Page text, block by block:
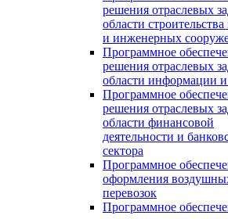
решения отраслевых
области
и инженерных
Программное
решения отраслевых
области информации и
Программное
решения отраслевых
области финансовой
деятельности и
сектора
Программное
оформления
перевозок
Программное